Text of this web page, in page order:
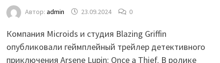
Автор: admin 23.09.2024 0
Компания Microids и студия Blazing Griffin
опубликовали геймплейный трейлер детективного
приключения Arsene Lupin: Once a Thief. В ролике